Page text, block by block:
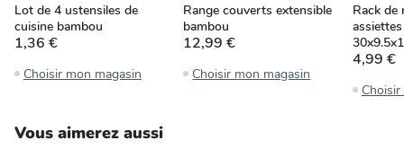
Lot de 4 ustensiles de
cuisine bambou
1,36 €
Choisir mon magasin
Range couverts extensible
bambou
12,99 €
Choisir mon magasin
Rack de
4,99 €
Vous aimerez aussi